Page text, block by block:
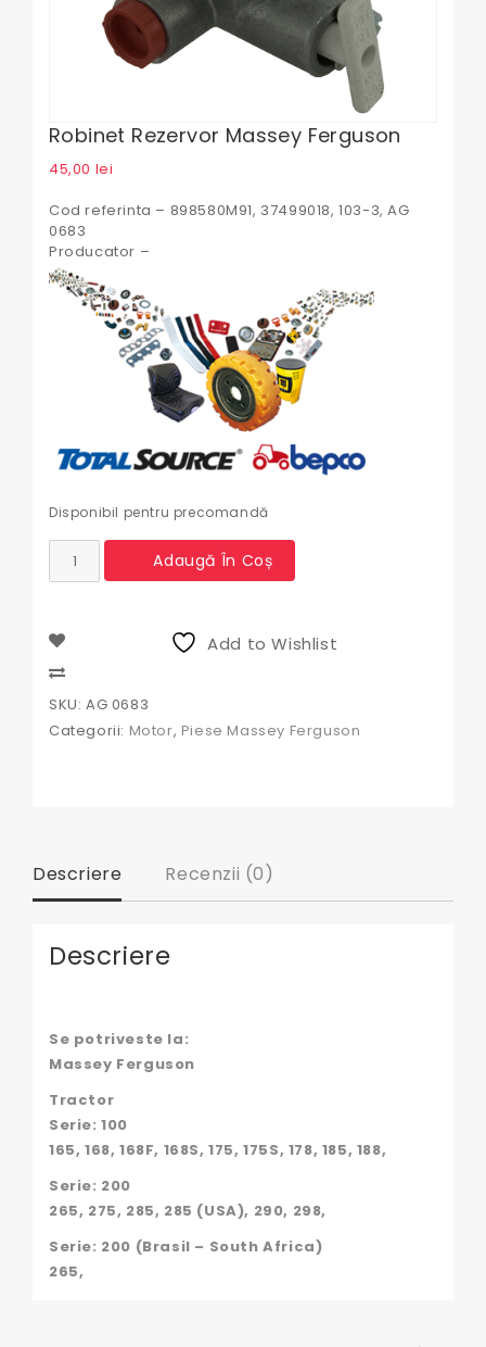
Robinet Rezervor Massey Ferguson
45,00 lei
Cod referinta – 898580M91, 37499018, 103-3, AG
0683
Producator –
Disponibil pentru precomandă
Cantitate
Robinet
Ferguson
Adaugă În Coș
Add to Wishlist
SKU: AG 0683
Categorii: Motor, Piese Massey Ferguson
Descriere Recenzii (0)
Descriere
Se potriveste la:
Massey Ferguson
Tractor
Serie: 100
165, 168, 168F, 168S, 175, 175S, 178, 185, 188,
Serie: 200
265, 275, 285, 285 (USA), 290, 298,
Serie: 200 (Brasil – South Africa)
265,